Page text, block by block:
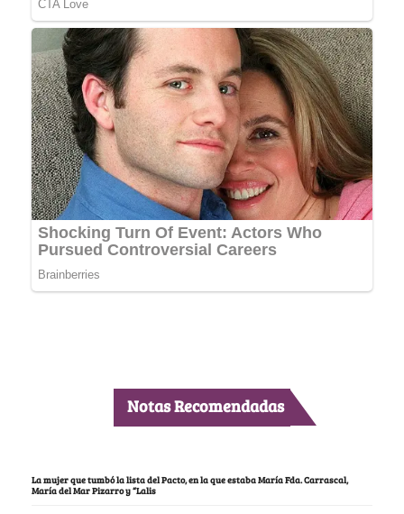
Notas Recomendadas
La mujer que tumbó la lista del Pacto, en la que estaba María Fda. Carrascal,
María del Mar Pizarro y “Lalis